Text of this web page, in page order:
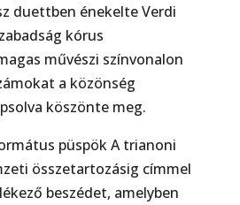
duettben énekelte Verdi
kórus
művészi színvonalon
a közönség
köszönte meg.
püspök A trianoni
összetartozásig címmel
beszédet, amelyben